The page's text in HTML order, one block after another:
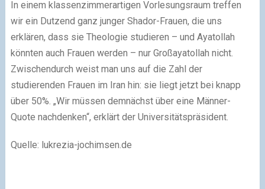
In einem klassenzimmerartigen Vorlesungsraum treffen
wir ein Dutzend ganz junger Shador-Frauen, die uns
erklären, dass sie Theologie studieren – und Ayatollah
könnten auch Frauen werden – nur Großayatollah nicht.
Zwischendurch weist man uns auf die Zahl der
studierenden Frauen im Iran hin: sie liegt jetzt bei knapp
über 50%. „Wir müssen demnächst über eine Männer-
Quote nachdenken“, erklärt der Universitätspräsident.
Quelle: lukrezia-jochimsen.de